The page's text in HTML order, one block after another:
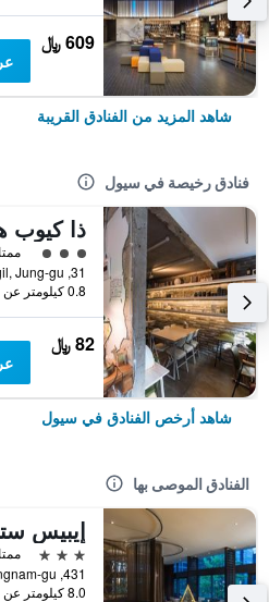
609 ﷼
شاهد المزيد من الفنادق القريبة
فنادق رخيصة في سيول
تقييم فئة 3ممتاز
0.8 كيلومتر عن وسط المدينة
82 ﷼
شاهد أرخص الفنادق في سيول
الفنادق الموصى بها
3 نجوم
ممتاز
8.0 كيلومتر عن وسط المدينة